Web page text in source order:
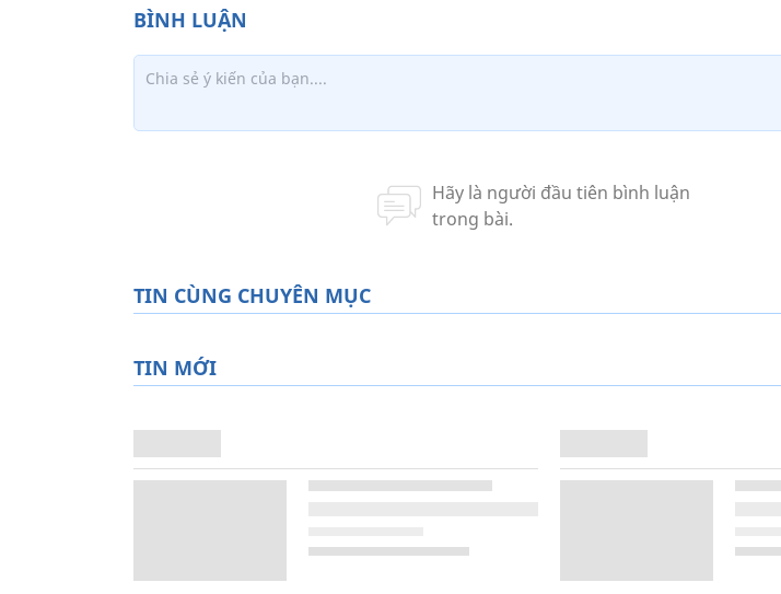
TIN CÙNG CHUYÊN MỤC
TIN MỚI